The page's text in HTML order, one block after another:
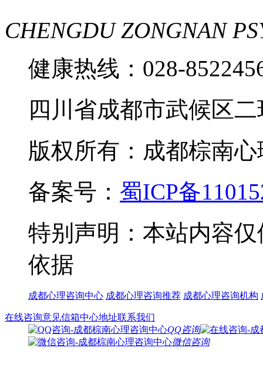
CHENGDU ZONGNAN
健康热线：028-
四川省成都市武候区
版权所有：成都棕南
备案号： 蜀ICP备
特别声明：本站内容
依据
成都心理咨询中心 成都心理咨询推荐 成都心理咨询机构
在线咨询意见信箱中心地址联系我们
QQ咨询
微信咨询